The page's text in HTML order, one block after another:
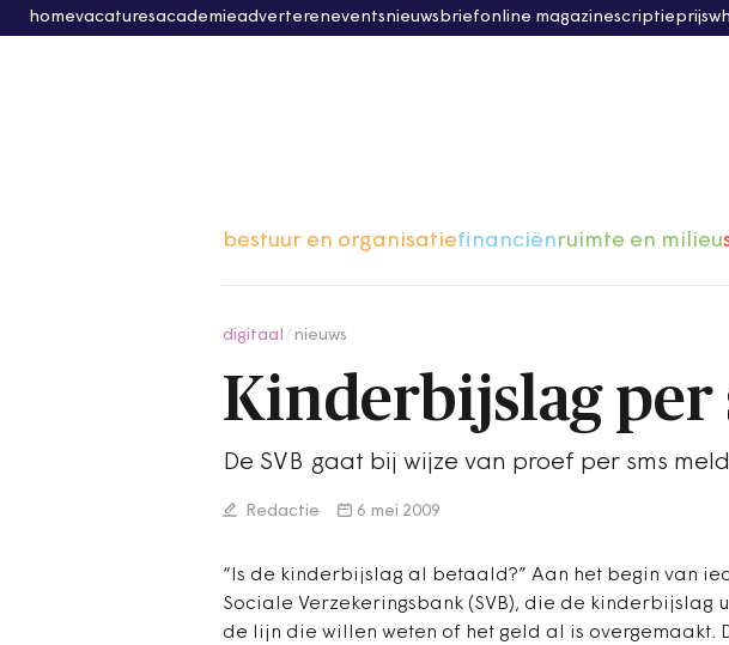
homevacaturesacademieadvertereneventsnieuwsbriefonline magazinescriptieprijs
bestuur en organisatiefinanciënruimte en milieu
digitaal nieuws
Kinderbijslag per
De SVB gaat bij wijze van proef per sms
Redactie 6 mei 2009
“Is de kinderbijslag al betaald?” Aan het begin van
Sociale Verzekeringsbank (SVB), die de kinderbijslag
de lijn die willen weten of het geld al is overgemaakt.